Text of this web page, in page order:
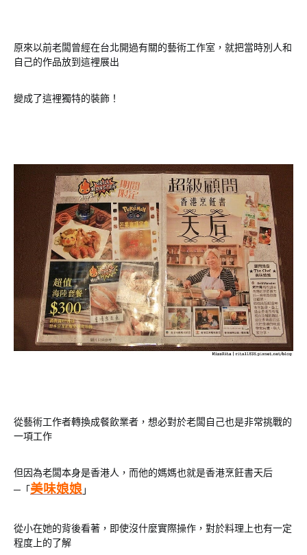
原來以前老闆曾經在台北開過有關的藝術工作室，就把當時別人和
自己的作品放到這裡展出
變成了這裡獨特的裝飾！
從藝術工作者轉換成餐飲業者，想必對於老闆自己也是非常挑戰的
一項工作
但因為老闆本身是香港人，而他的媽媽也就是香港烹飪書天后
─「美味娘娘」
從小在她的背後看著，即使沒什麼實際操作，對於料理上也有一定
程度上的了解